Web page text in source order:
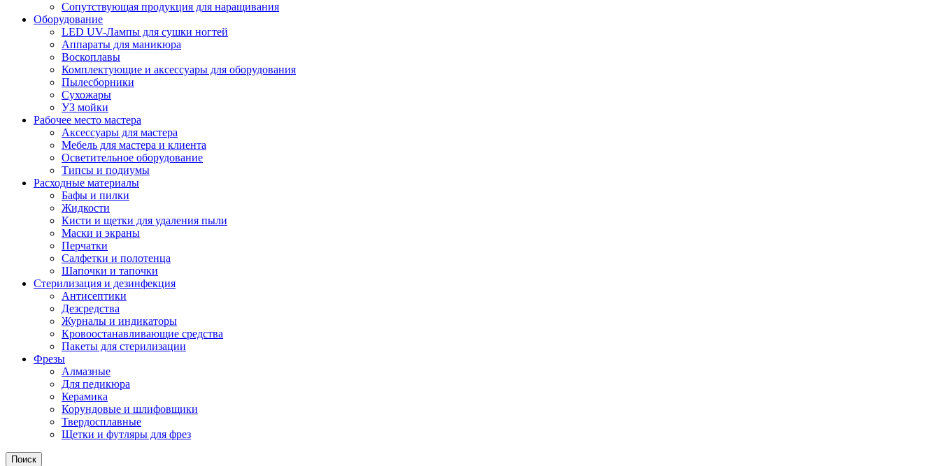
Сопутствующая продукция для наращивания
Оборудование
LED UV-Лампы для сушки ногтей
Аппараты для маникюра
Воскоплавы
Комплектующие и аксессуары для оборудования
Пылесборники
Сухожары
УЗ мойки
Рабочее место мастера
Аксессуары для мастера
Мебель для мастера и клиента
Осветительное оборудование
Типсы и подиумы
Расходные материалы
Бафы и пилки
Жидкости
Кисти и щетки для удаления пыли
Маски и экраны
Перчатки
Салфетки и полотенца
Шапочки и тапочки
Стерилизация и дезинфекция
Антисептики
Дезсредства
Журналы и индикаторы
Кровоостанавливающие средства
Пакеты для стерилизации
Фрезы
Алмазные
Для педикюра
Керамика
Корундовые и шлифовщики
Твердосплавные
Щетки и футляры для фрез
Поиск